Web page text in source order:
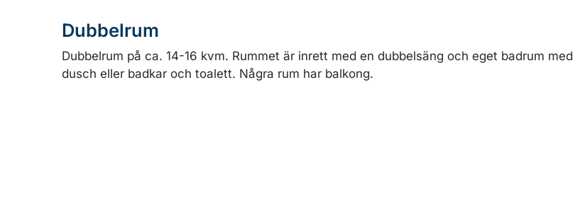
Dubbelrum
Dubbelrum på ca. 14-16 kvm. Rummet är inrett med en dubbelsäng och eget badrum med
dusch eller badkar och toalett. Några rum har balkong.